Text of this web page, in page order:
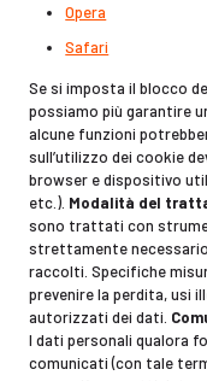
Opera
Safari
Se si imposta il blocco
possiamo più garantire
alcune funzioni
sull’utilizzo dei cookie
browser e dispositivo
etc.). Modalità del
sono trattati con
strettamente
raccolti. Specifiche
prevenire la perdita, usi
autorizzati dei dati.
I dati personali qualora
comunicati (con tale